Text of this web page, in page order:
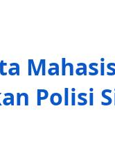
Polisi